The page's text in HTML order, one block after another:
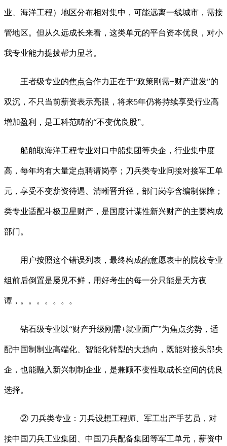
业、海洋工程）地区分布相对集中，可能远离一线城市，需接
管地区。但从久远成长来看，这类单元的平台资本优良，对小
我专业能力提拔帮力显著。
王者级专业的焦点合作力正在于“政策刚需+财产迸发”的
双沉，不只当前薪资表示亮眼，将来5年仍将持续享受行业高
增加盈利，是工科范畴的“不变优良股”。
船舶取海洋工程专业对口中船集团等央企，行业集中度
高，每年均有大量定点聘请岗亭；刀兵类专业间接对接军工单
元，享受不变薪资待遇、清晰晋升径，部门岗亭含编制保障；
类专业适配斗极卫星财产，是国度计谋性新兴财产的主要构成
部门。
用户按照这个错误列表，最终构成的意愿表中的院校专业
组前后倒置是屡见不鲜，用好考生的每一分只能是天方夜
谭，。。。。。。。
钻石级专业以“财产升级刚需+就业面广”为焦点劣势，适
配中国制制业高端化、智能化转型的大趋向，既能对接头部央
企，也能融入新兴制制企业，是兼顾不变性取成长空间的优良
选择。
② 刀兵类专业：刀兵设想工程师、军工出产手艺员，对
接中国刀兵工业集团、中国刀兵配备集团等军工单元，薪资中